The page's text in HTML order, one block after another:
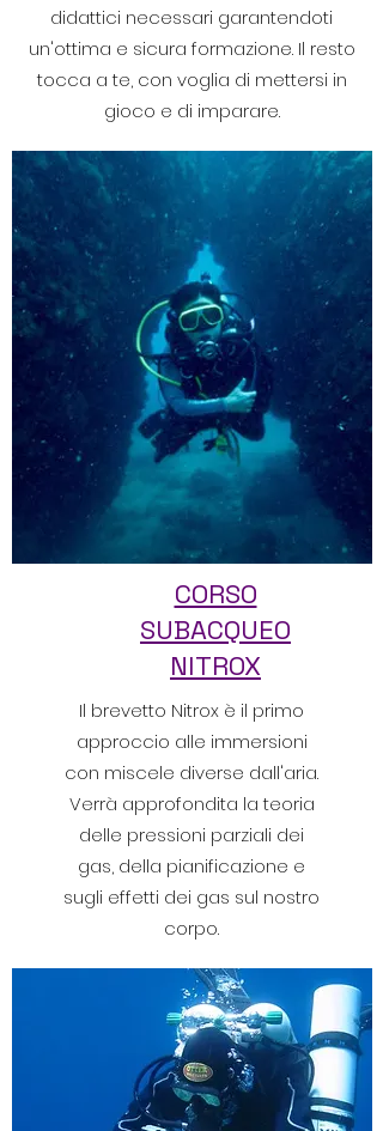
didattici necessari garantendoti
un'ottima e sicura formazione. Il resto
tocca a te, con voglia di mettersi in
gioco e di imparare.
CORSO
SUBACQUEO
NITROX
Il brevetto Nitrox è il primo
approccio alle immersioni
con miscele diverse dall'aria.
Verrà approfondita la teoria
delle pressioni parziali dei
gas, della pianificazione e
sugli effetti dei gas sul nostro
corpo.